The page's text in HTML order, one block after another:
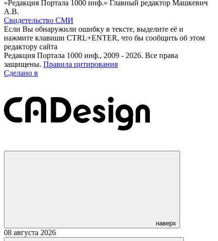
«Редакция Портала 1000 инф.» Главный редактор Машкевич
А.В.
Свидетельство СМИ
Если Вы обнаружили ошибку в тексте, выделите её и
нажмите клавиши CTRL+ENTER, что бы сообщить об этом
редактору сайта
Редакция Портала 1000 инф., 2009 - 2026. Все права
защищены. Правила цитирования
Сделано в
наверх
08 августа 2026